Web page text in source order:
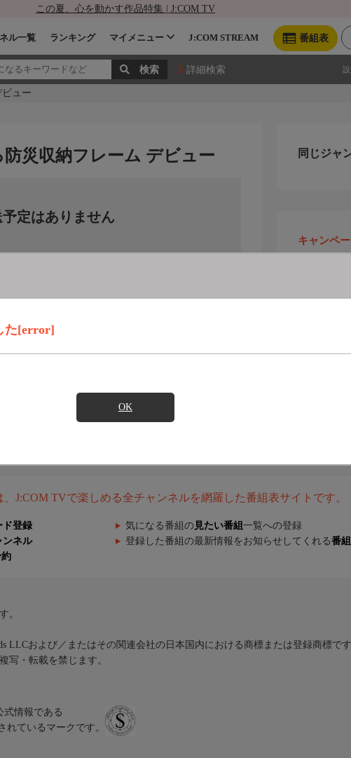
この夏、心を動かす作品特集 | J:COM TV
番組表
ル一覧 ランキング マイメニュー J:COM STREAM
詳細検索 設
ュー
た[error]
OK
災収納フレーム デビュー
定はありません
同じジャ
キャンペ
J:COM TVで楽しめる全チャンネルを網羅した番組表サイトです。
ド登録 気になる番組の 見たい番組 一覧への登録
ンネル 登録した番組の最新情報をお知らせしてくれる番
約
。
LLCおよび／またはその関連会社の日本国内における商標または登録商標です
写・転載を禁じます。
式情報である
れているマークです。